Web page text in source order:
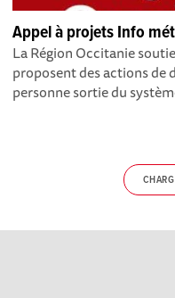
Appel à projets Info
La Région Occitanie
proposent des actions de
personne sortie du